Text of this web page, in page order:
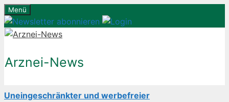
Zum
Inhalt
springen
Menü
Arznei-News
Uneingeschränkter und werbefreier